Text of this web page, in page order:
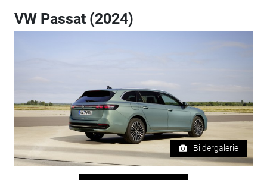
VW Passat (2024)
Bildergalerie